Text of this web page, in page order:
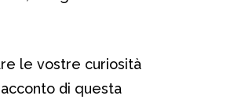
le vostre curiosità
di questa